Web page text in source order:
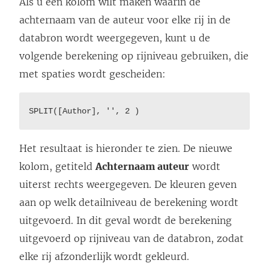
achternaam van de auteur voor elke rij in de
databron wordt weergegeven, kunt u de
volgende berekening op rijniveau gebruiken, die
met spaties wordt gescheiden:
SPLIT([Author], '', 2 )
Het resultaat is hieronder te zien. De nieuwe
kolom, getiteldAchternaam auteur wordt
uiterst rechts weergegeven. De kleuren geven
aan op welk detailniveau de berekening wordt
uitgevoerd. In dit geval wordt de berekening
uitgevoerd op rijniveau van de databron, zodat
elke rij afzonderlijk wordt gekleurd.